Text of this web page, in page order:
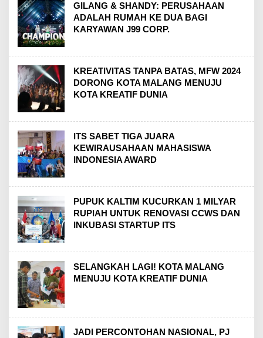
GILANG & SHANDY: PERUSAHAAN
ADALAH RUMAH KE DUA BAGI
KARYAWAN J99 CORP.
KREATIVITAS TANPA BATAS, MFW 2024
DORONG KOTA MALANG MENUJU
KOTA KREATIF DUNIA
ITS SABET TIGA JUARA
KEWIRAUSAHAAN MAHASISWA
INDONESIA AWARD
PUPUK KALTIM KUCURKAN 1 MILYAR
RUPIAH UNTUK RENOVASI CCWS DAN
INKUBASI STARTUP ITS
SELANGKAH LAGI! KOTA MALANG
MENUJU KOTA KREATIF DUNIA
JADI PERCONTOHAN NASIONAL, PJ